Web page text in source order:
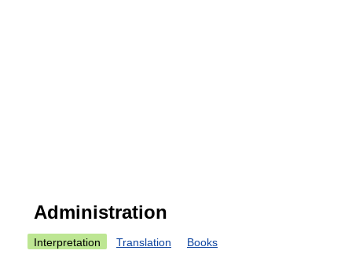
Administration
Interpretation Translation Books